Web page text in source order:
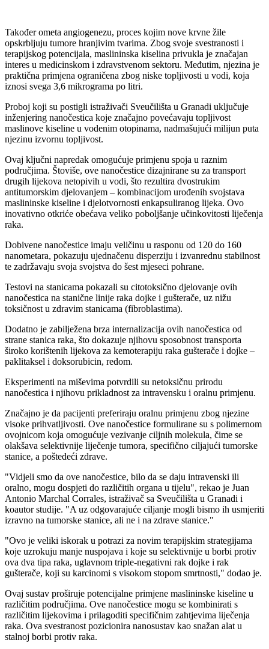
Također ometa angiogenezu, proces kojim nove krvne žile
opskrbljuju tumore hranjivim tvarima. Zbog svoje svestranosti i
terapijskog potencijala, maslininska kiselina privukla je značajan
interes u medicinskom i zdravstvenom sektoru. Međutim, njezina je
praktična primjena ograničena zbog niske topljivosti u vodi, koja
iznosi svega 3,6 mikrograma po litri.
Proboj koji su postigli istraživači Sveučilišta u Granadi uključuje
inženjering nanočestica koje značajno povećavaju topljivost
maslinove kiseline u vodenim otopinama, nadmašujući milijun puta
njezinu izvornu topljivost.
Ovaj ključni napredak omogućuje primjenu spoja u raznim
područjima. Štoviše, ove nanočestice dizajnirane su za transport
drugih lijekova netopivih u vodi, što rezultira dvostrukim
antitumorskim djelovanjem – kombinacijom urođenih svojstava
maslininske kiseline i djelotvornosti enkapsuliranog lijeka. Ovo
inovativno otkriće obećava veliko poboljšanje učinkovitosti liječenja
raka.
Dobivene nanočestice imaju veličinu u rasponu od 120 do 160
nanometara, pokazuju ujednačenu disperziju i izvanrednu stabilnost
te zadržavaju svoja svojstva do šest mjeseci pohrane.
Testovi na stanicama pokazali su citotoksično djelovanje ovih
nanočestica na stanične linije raka dojke i gušterače, uz nižu
toksičnost u zdravim stanicama (fibroblastima).
Dodatno je zabilježena brza internalizacija ovih nanočestica od
strane stanica raka, što dokazuje njihovu sposobnost transporta
široko korištenih lijekova za kemoterapiju raka gušterače i dojke –
paklitaksel i doksorubicin, redom.
Eksperimenti na miševima potvrdili su netoksičnu prirodu
nanočestica i njihovu prikladnost za intravensku i oralnu primjenu.
Značajno je da pacijenti preferiraju oralnu primjenu zbog njezine
visoke prihvatljivosti. Ove nanočestice formulirane su s polimernom
ovojnicom koja omogućuje vezivanje ciljnih molekula, čime se
olakšava selektivnije liječenje tumora, specifično ciljajući tumorske
stanice, a poštedeći zdrave.
"Vidjeli smo da ove nanočestice, bilo da se daju intravenski ili
oralno, mogu dospjeti do različitih organa u tijelu", rekao je Juan
Antonio Marchal Corrales, istraživač sa Sveučilišta u Granadi i
koautor studije. "A uz odgovarajuće ciljanje mogli bismo ih usmjeriti
izravno na tumorske stanice, ali ne i na zdrave stanice."
"Ovo je veliki iskorak u potrazi za novim terapijskim strategijama
koje uzrokuju manje nuspojava i koje su selektivnije u borbi protiv
ova dva tipa raka, uglavnom triple-negativni rak dojke i rak
gušterače, koji su karcinomi s visokom stopom smrtnosti," dodao je.
Ovaj sustav proširuje potencijalne primjene maslininske kiseline u
različitim područjima. Ove nanočestice mogu se kombinirati s
različitim lijekovima i prilagoditi specifičnim zahtjevima liječenja
raka. Ova svestranost pozicionira nanosustav kao snažan alat u
stalnoj borbi protiv raka.